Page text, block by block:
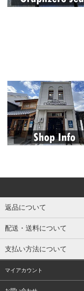
返品について
配送・送料について
支払い方法について
マイアカウント